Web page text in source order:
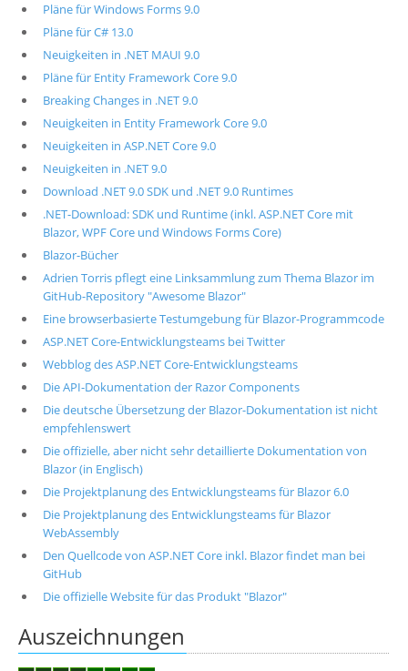
Pläne für Windows Forms 9.0
Pläne für C# 13.0
Neuigkeiten in .NET MAUI 9.0
Pläne für Entity Framework Core 9.0
Breaking Changes in .NET 9.0
Neuigkeiten in Entity Framework Core 9.0
Neuigkeiten in ASP.NET Core 9.0
Neuigkeiten in .NET 9.0
Download .NET 9.0 SDK und .NET 9.0 Runtimes
.NET-Download: SDK und Runtime (inkl. ASP.NET Core mit
Blazor, WPF Core und Windows Forms Core)
Blazor-Bücher
Adrien Torris pflegt eine Linksammlung zum Thema Blazor im
GitHub-Repository "Awesome Blazor"
Eine browserbasierte Testumgebung für Blazor-Programmcode
ASP.NET Core-Entwicklungsteams bei Twitter
Webblog des ASP.NET Core-Entwicklungsteams
Die API-Dokumentation der Razor Components
Die deutsche Übersetzung der Blazor-Dokumentation ist nicht
empfehlenswert
Die offizielle, aber nicht sehr detaillierte Dokumentation von
Blazor (in Englisch)
Die Projektplanung des Entwicklungsteams für Blazor 6.0
Die Projektplanung des Entwicklungsteams für Blazor
WebAssembly
Den Quellcode von ASP.NET Core inkl. Blazor findet man bei
GitHub
Die offizielle Website für das Produkt "Blazor"
Auszeichnungen